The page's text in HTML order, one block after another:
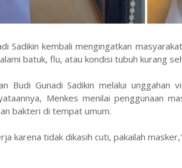
Sadikin kembali mengingatkan
batuk, flu, atau kondisi tubuh kurang
Budi Gunadi Sadikin melalui
Menkes menilai penggunaan
bakteri di tempat umum.
karena tidak dikasih cuti, pakailah